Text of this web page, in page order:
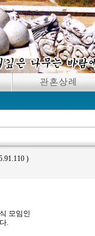
)
모임인
.